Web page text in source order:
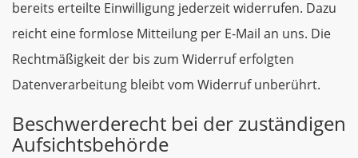
bereits erteilte Einwilligung jederzeit widerrufen. Dazu
reicht eine formlose Mitteilung per E-Mail an uns. Die
Rechtmäßigkeit der bis zum Widerruf erfolgten
Datenverarbeitung bleibt vom Widerruf unberührt.
Beschwerderecht bei der zuständigen
Aufsichtsbehörde